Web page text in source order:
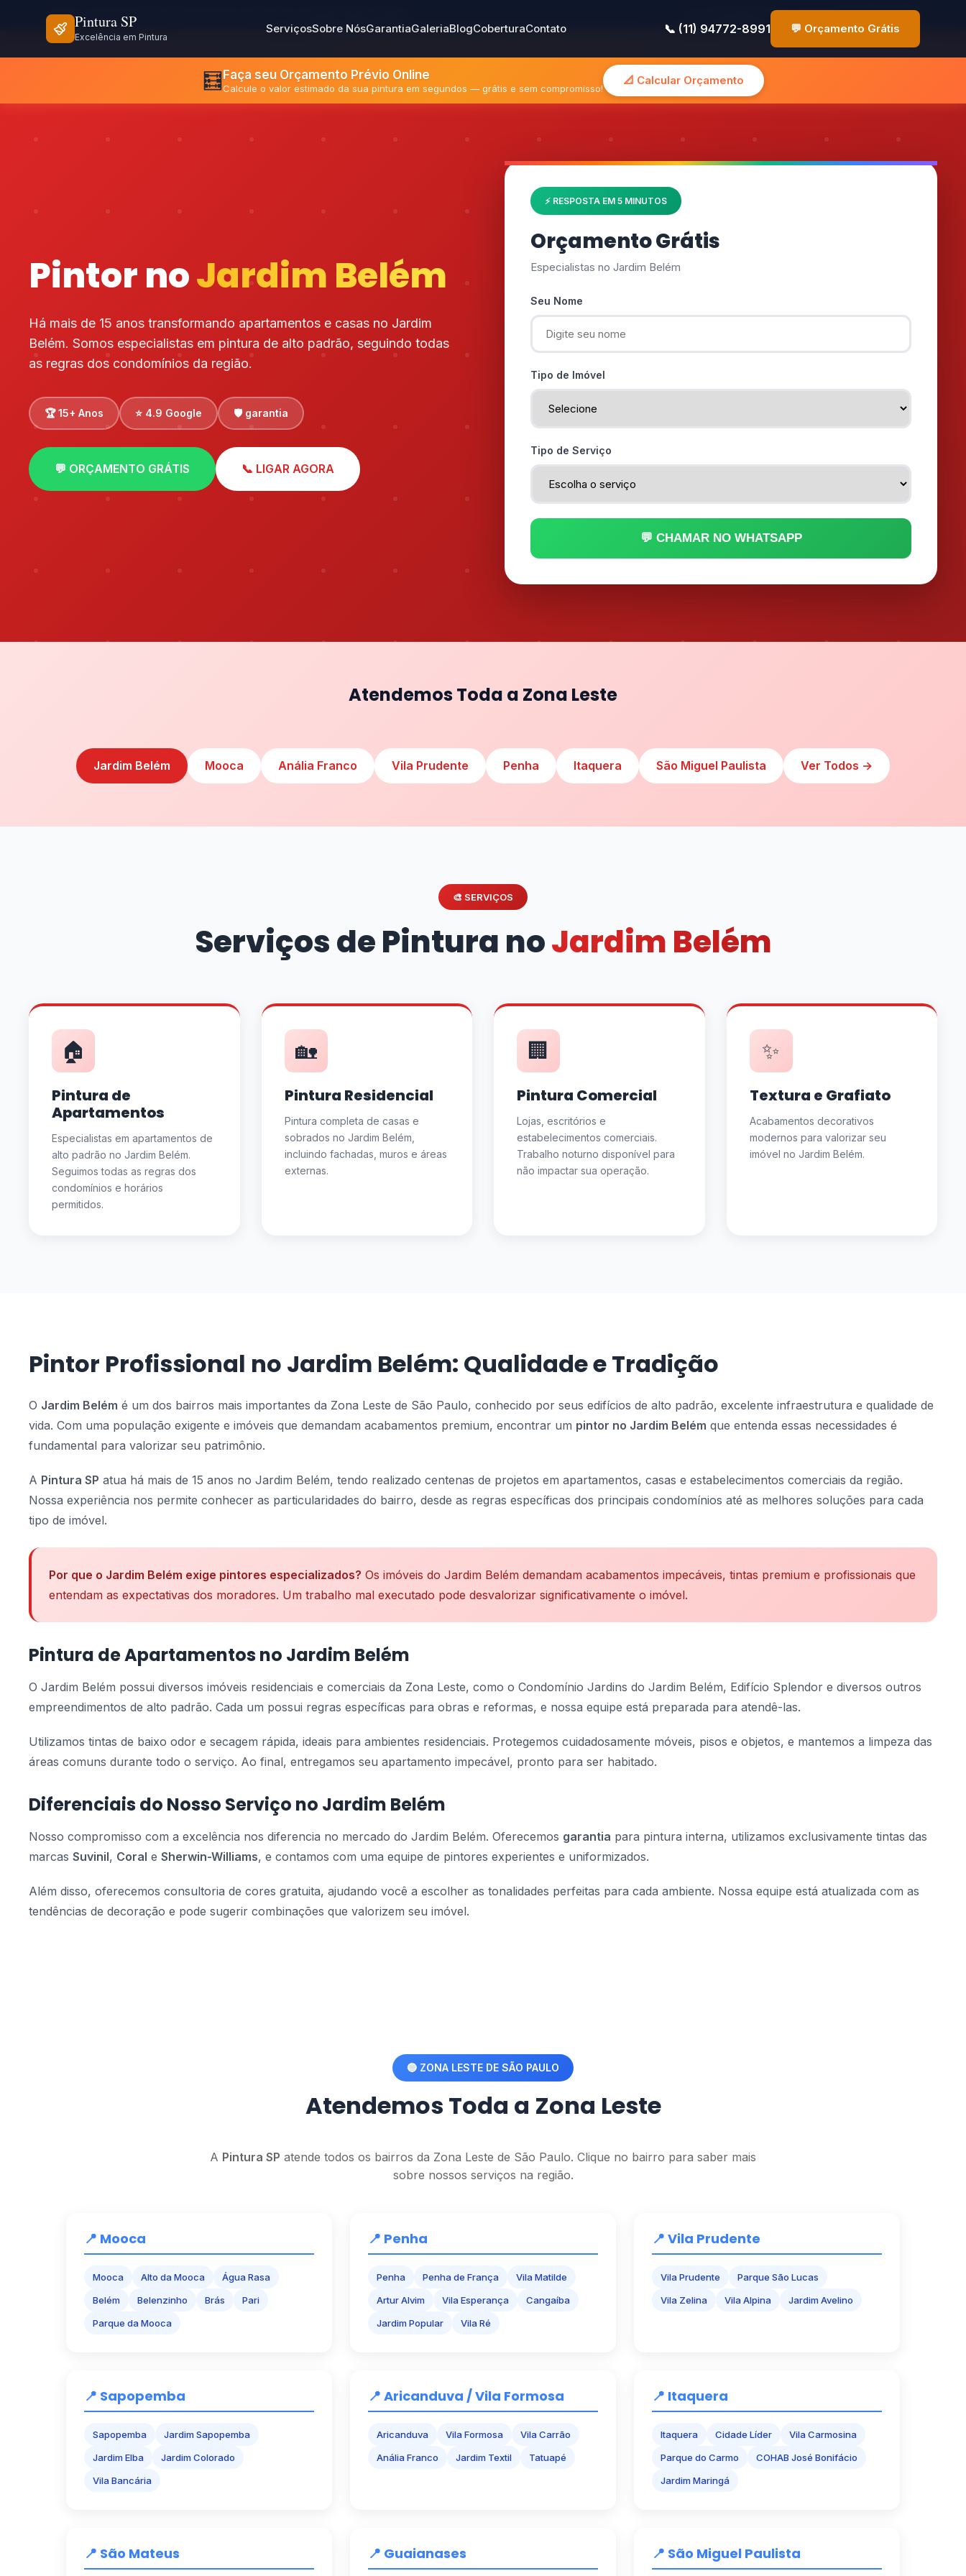
⏰ Seg - Sex: 8h às 18h | Sáb: 8h às 12h ✉️ contato@pinturasp.com.br 📞 (11) 94772-8991
Pintura SP
Excelência em Pintura
ServiçosSobre NósGarantiaGaleriaBlogCoberturaContato 📞 (11) 94772-8991 💬 Orçamento Grátis
🧮 Faça seu Orçamento Prévio Online
Calcule o valor estimado da sua pintura em segundos — grátis e sem compromisso!
📐 Calcular Orçamento
Pintor noJardim Belém
Há mais de 15 anos transformando apartamentos e casas no Jardim
Belém. Somos especialistas em pintura de alto padrão, seguindo todas
as regras dos condomínios da região.
🏆 15+ Anos ⭐ 4.9 Google 🛡️ garantia
💬 ORÇAMENTO GRÁTIS 📞 LIGAR AGORA
⚡ RESPOSTA EM 5 MINUTOS
Orçamento Grátis
Especialistas no Jardim Belém
Seu Nome
Tipo de Imóvel
Tipo de Serviço
💬 CHAMAR NO WHATSAPP
Atendemos Toda a Zona Leste
Jardim Belém Mooca Anália Franco Vila Prudente Penha Itaquera São Miguel Paulista Ver Todos →
🎨 SERVIÇOS
Serviços de Pintura noJardim Belém
🏠
Pintura de
Apartamentos
Especialistas em apartamentos de
alto padrão no Jardim Belém.
Seguimos todas as regras dos
condomínios e horários
permitidos.
🏡
Pintura Residencial
Pintura completa de casas e
sobrados no Jardim Belém,
incluindo fachadas, muros e áreas
externas.
🏢
Pintura Comercial
Lojas, escritórios e
estabelecimentos comerciais.
Trabalho noturno disponível para
não impactar sua operação.
✨
Textura e Grafiato
Acabamentos decorativos
modernos para valorizar seu
imóvel no Jardim Belém.
Pintor Profissional no Jardim Belém: Qualidade e Tradição
O Jardim Belém é um dos bairros mais importantes da Zona Leste de São Paulo, conhecido por seus edifícios de alto padrão, excelente infraestrutura e qualidade de
vida. Com uma população exigente e imóveis que demandam acabamentos premium, encontrar um pintor no Jardim Belém que entenda essas necessidades é
fundamental para valorizar seu patrimônio.
A Pintura SP atua há mais de 15 anos no Jardim Belém, tendo realizado centenas de projetos em apartamentos, casas e estabelecimentos comerciais da região.
Nossa experiência nos permite conhecer as particularidades do bairro, desde as regras específicas dos principais condomínios até as melhores soluções para cada
tipo de imóvel.
Por que o Jardim Belém exige pintores especializados? Os imóveis do Jardim Belém demandam acabamentos impecáveis, tintas premium e profissionais que
entendam as expectativas dos moradores. Um trabalho mal executado pode desvalorizar significativamente o imóvel.
Pintura de Apartamentos no Jardim Belém
O Jardim Belém possui diversos imóveis residenciais e comerciais da Zona Leste, como o Condomínio Jardins do Jardim Belém, Edifício Splendor e diversos outros
empreendimentos de alto padrão. Cada um possui regras específicas para obras e reformas, e nossa equipe está preparada para atendê-las.
Utilizamos tintas de baixo odor e secagem rápida, ideais para ambientes residenciais. Protegemos cuidadosamente móveis, pisos e objetos, e mantemos a limpeza das
áreas comuns durante todo o serviço. Ao final, entregamos seu apartamento impecável, pronto para ser habitado.
Diferenciais do Nosso Serviço no Jardim Belém
Nosso compromisso com a excelência nos diferencia no mercado do Jardim Belém. Oferecemos garantia para pintura interna, utilizamos exclusivamente tintas das
marcas Suvinil, Coral e Sherwin-Williams, e contamos com uma equipe de pintores experientes e uniformizados.
Além disso, oferecemos consultoria de cores gratuita, ajudando você a escolher as tonalidades perfeitas para cada ambiente. Nossa equipe está atualizada com as
tendências de decoração e pode sugerir combinações que valorizem seu imóvel.
🔵 ZONA LESTE DE SÃO PAULO
Atendemos Toda a Zona Leste
A Pintura SP atende todos os bairros da Zona Leste de São Paulo. Clique no bairro para saber mais
sobre nossos serviços na região.
📍 Mooca
Mooca Alto da Mooca
Água Rasa
Belém
Belenzinho Brás
Pari
Parque da Mooca
📍 Penha
Penha Penha de França
Vila Matilde
Artur Alvim
Vila Esperança
Cangaíba
Jardim Popular
Vila Ré
📍 Vila Prudente
Vila Prudente
Parque São Lucas
Vila Zelina
Vila Alpina Jardim Avelino
📍 Sapopemba
Sapopemba
Jardim Sapopemba
Jardim Elba
Jardim Colorado
Vila Bancária
📍 Aricanduva / Vila Formosa
Aricanduva Vila Formosa
Vila Carrão
Anália Franco
Jardim Textil Tatuapé
📍 Itaquera
Itaquera Cidade Líder
Vila Carmosina
Parque do Carmo
COHAB José Bonifácio
Jardim Maringá
📍 São Mateus 📍 Guaianases 📍 São Miguel Paulista